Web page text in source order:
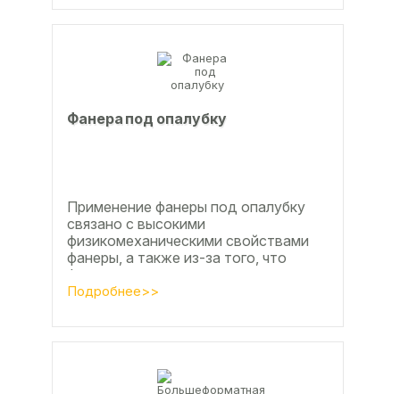
Фанера под опалубку
Применение фанеры под опалубку
связано с высокими
физикомеханическими свойствами
фанеры, а также из-за того, что
фанера позволяет получать
достаточно большие ровные
Подробнее>>